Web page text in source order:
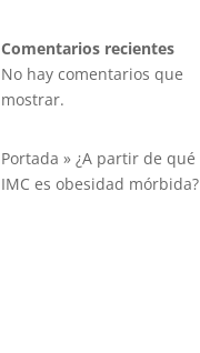
Comentarios recientes
No hay comentarios que
mostrar.
Portada »¿A partir de qué
IMC es obesidad mórbida?